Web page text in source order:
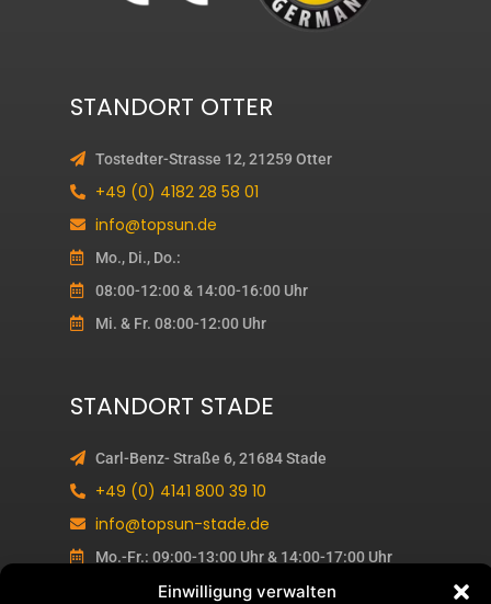
Einwilligung verwalten
STANDORT OTTER
Tostedter-Strasse 12, 21259 Otter
+49 (0) 4182 28 58 01
info@topsun.de
Mo., Di., Do.:
08:00-12:00 & 14:00-16:00 Uhr
Mi. & Fr. 08:00-12:00 Uhr
STANDORT STADE
Carl-Benz- Straße 6, 21684 Stade
+49 (0) 4141 800 39 10
info@topsun-stade.de
Mo.-Fr.: 09:00-13:00 Uhr & 14:00-17:00 Uhr
1. & 3. Sa. im Monat: 10:00-13:00 Uhr